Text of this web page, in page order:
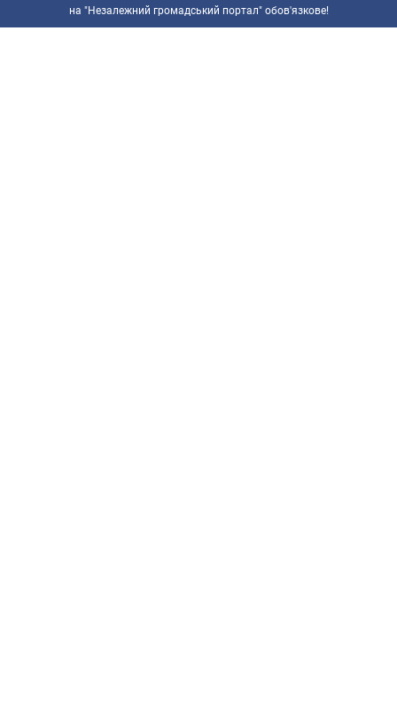
на "Незалежний громадський портал" обов'язкове!